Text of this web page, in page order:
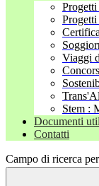
Progetti
Viaggi
Stem :
Documenti
Contatti
Campo di ricerca